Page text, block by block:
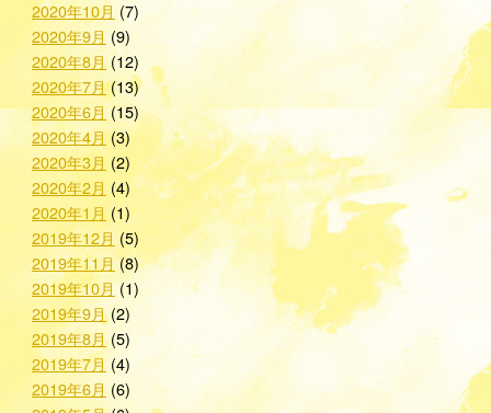
2020年10月 (7)
2020年9月 (9)
2020年8月(12)
2020年7月(13)
2020年6月(15)
2020年4月(3)
2020年3月 (2)
2020年2月 (4)
2020年1月 (1)
2019年12月 (5)
2019年11月(8)
2019年10月(1)
2019年9月(2)
2019年8月(5)
2019年7月 (4)
2019年6月 (6)